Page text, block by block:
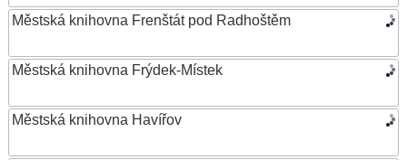
Městská knihovna Frenštát pod Radhoštěm
Městská knihovna Frýdek-Místek
Městská knihovna Havířov